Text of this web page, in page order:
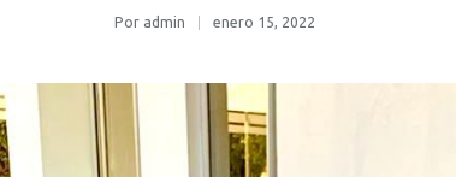
Por admin enero 15, 2022